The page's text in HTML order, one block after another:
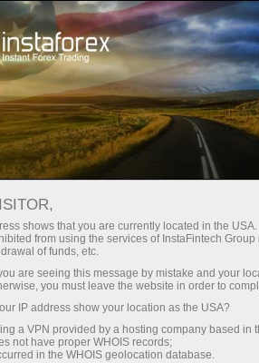
For Traders Forex Analytics
Forex TV News
shows that you are currently located in the
from using the services of InstaFintech
of funds, etc.
are seeing this message by mistake and your
you must leave the website in order to
IP address show your location as the USA?
a VPN provided by a hosting company based in
not have proper WHOIS records;
in the WHOIS geolocation database.